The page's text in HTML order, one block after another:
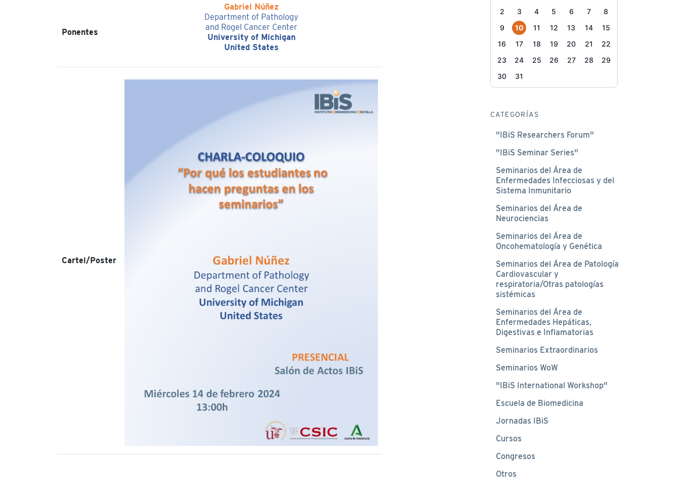
Ponentes
Gabriel Núñez
Department of Pathology
and Rogel Cancer Center
University of Michigan
United States
Cartel/Poster
2
3 4 5 6 7
8
9
10 11 12 13 14
15
16
17 18 19 20 21
22
23
24 25 26 27 28
29
30
31
CATEGORÍAS
"IBiS Researchers Forum"
"IBiS Seminar Series"
Seminarios del Área de
Enfermedades Infecciosas y del
Sistema Inmunitario
Seminarios del Área de
Neurociencias
Seminarios del Área de
Oncohematología y Genética
Seminarios del Área de Patología
Cardiovascular y
respiratoria/Otras patologías
sistémicas
Seminarios del Área de
Enfermedades Hepáticas,
Digestivas e Inflamatorias
Seminarios Extraordinarios
Seminarios WoW
"IBiS International Workshop"
Escuela de Biomedicina
Jornadas IBiS
Cursos
Congresos
Otros